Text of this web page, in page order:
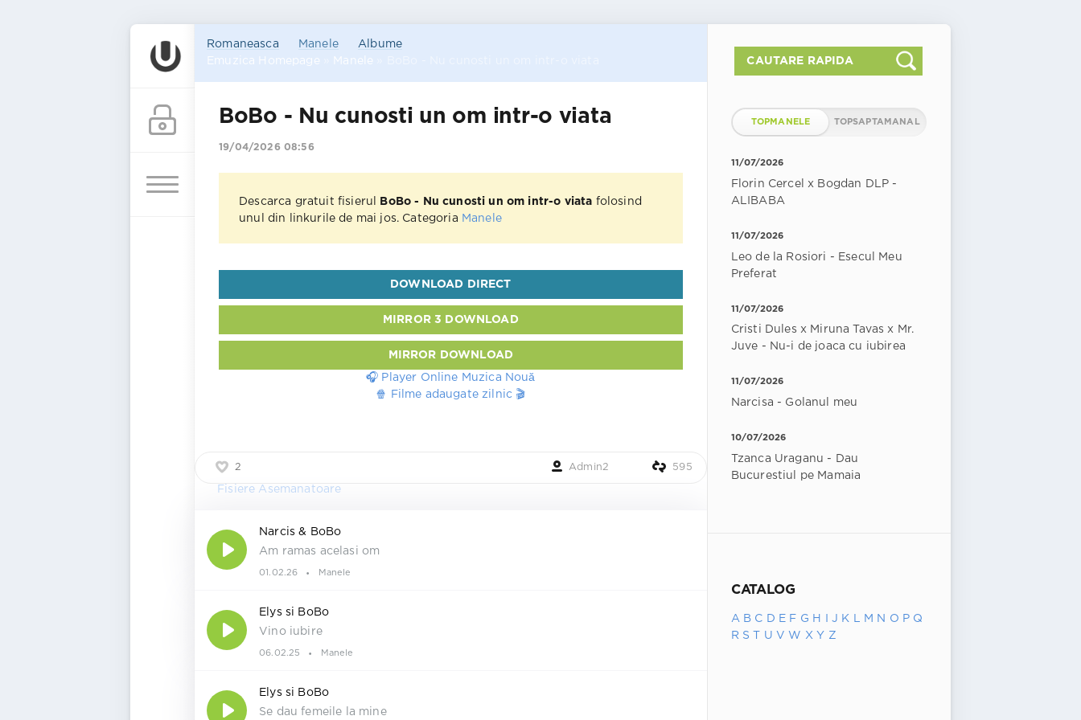
Romaneasca Manele
Albume
Emuzica Homepage
Manele
BoBo - Nu cunosti un om intr-o viata
19/04/2026 08:56
Descarca gratuit fisierul BoBo - Nu cunosti un om intr-o viata folosind
unul din linkurile de mai jos. Categoria Manele
DOWNLOAD DIRECT
MIRROR 3 DOWNLOAD
MIRROR DOWNLOAD
🎧 Player Online Muzica Nouă
🍿 Filme adaugate zilnic 🎬
2 Admin2 595
Fisiere Asemanatoare
Narcis & BoBo
Am ramas acelasi om
01.02.26 Manele
Elys si BoBo
Vino iubire
06.02.25 Manele
Elys si BoBo
Se dau femeile la mine
TOPMANELE TOPSAPTAMANAL
11/07/2026
Florin Cercel x Bogdan DLP -
ALIBABA
11/07/2026
Leo de la Rosiori - Esecul Meu
Preferat
11/07/2026
Cristi Dules x Miruna Tavas x Mr.
Juve - Nu-i de joaca cu iubirea
11/07/2026
Narcisa - Golanul meu
10/07/2026
Tzanca Uraganu - Dau
Bucurestiul pe Mamaia
CATALOG
A B C D E F G H J K M N O P Q
R S U V W X Y Z